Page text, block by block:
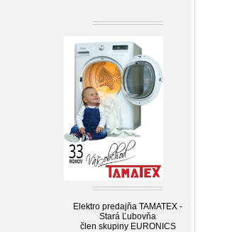
Elektro predajňa TAMATEX -
Stará Ľubovňa
člen skupiny EURONICS